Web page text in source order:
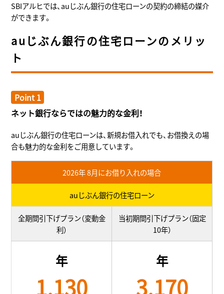
SBIアルヒでは、auじぶん銀行の住宅ローンの契約の締結の媒介
ができます。
auじぶん銀行の住宅ローンのメリッ
ト
Point 1
ネット銀行ならではの魅力的な金利！
auじぶん銀行の住宅ローンは、新規お借入れでも、お借換えの場
合も魅力的な金利をご用意しています。
2026年 8月にお借り入れの場合
auじぶん銀行の住宅ローン
全期間引下げプラン（変動金
利）
当初期間引下げプラン（固定
10年）
年
1.130
年
3.170